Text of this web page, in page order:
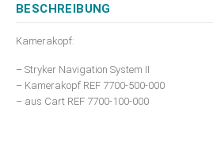
BESCHREIBUNG
Kamerakopf:
– Stryker Navigation System II
– Kamerakopf REF 7700-500-000
– aus Cart REF 7700-100-000